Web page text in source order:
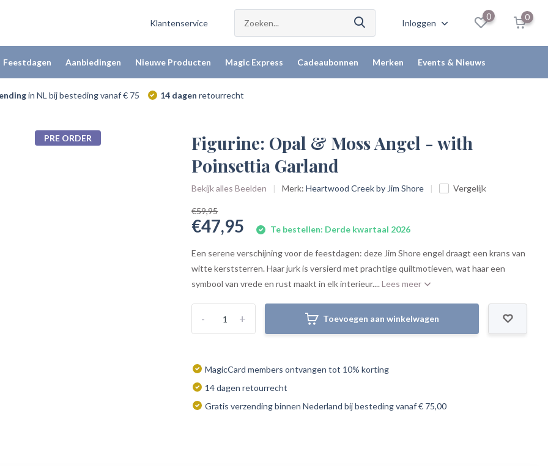
Klantenservice Inloggen
0 0
Feestdagen Aanbiedingen Nieuwe Producten Magic Express Cadeaubonnen Merken Events & Nieuws
in NL bij besteding vanaf € 75 14 dagen retourrecht
PRE ORDER
Figurine: Opal & Moss Angel - with
Poinsettia Garland
Bekijk alles Beelden Merk:Heartwood Creek by Jim Shore Vergelijk
€59,95
€47,95 Te bestellen: Derde kwartaal 2026
Een serene verschijning voor de feestdagen: deze Jim Shore engel draagt een krans van
witte kerststerren. Haar jurk is versierd met prachtige quiltmotieven, wat haar een
symbool van vrede en rust maakt in elk interieur....Lees meer
+
- Toevoegen aan winkelwagen
MagicCard members ontvangen tot 10% korting
14 dagen retourrecht
Gratis verzending binnen Nederland bij besteding vanaf € 75,00